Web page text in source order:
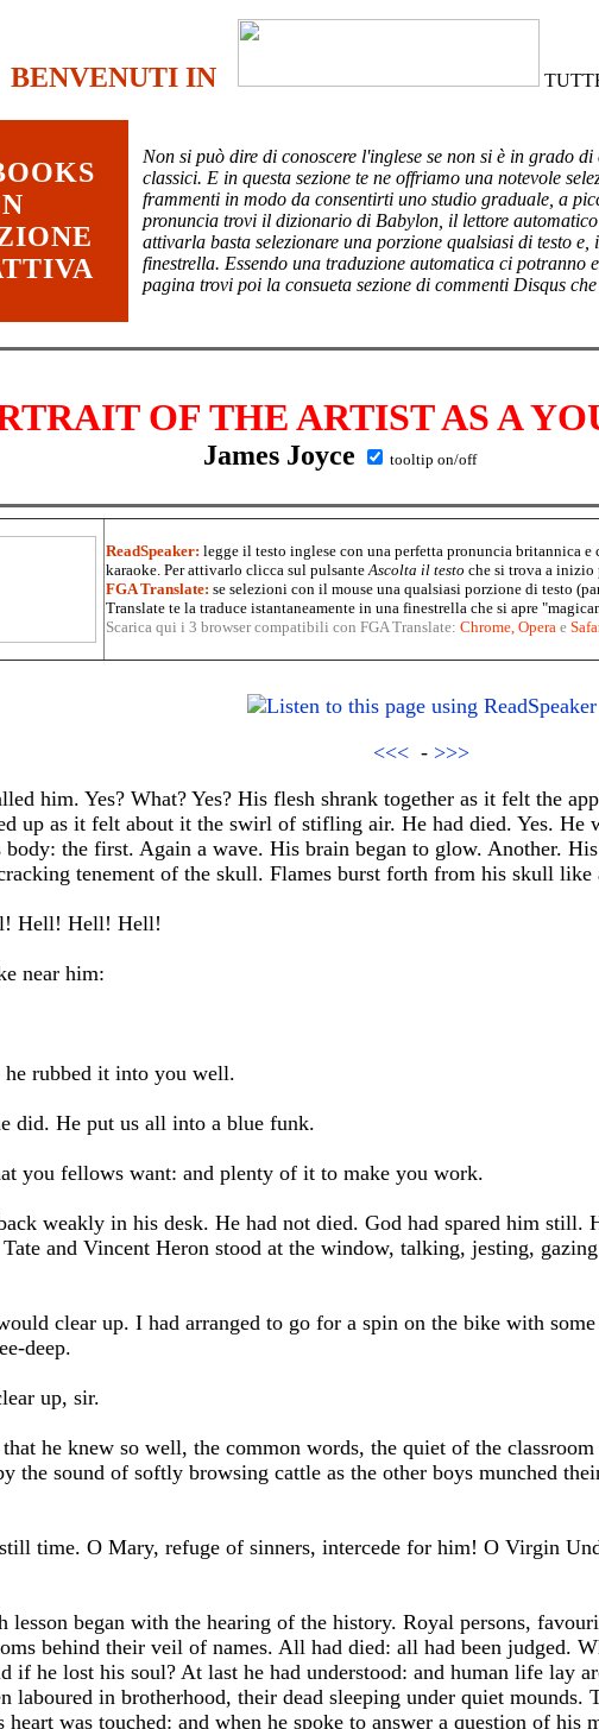
BENVENUTI IN
Non si può dire di conoscere l'inglese se non si è in grado
classici. E in questa sezione te ne offriamo una notevole
frammenti in modo da consentirti uno studio graduale, a
pronuncia trovi il dizionario di Babylon, il lettore
attivarla basta selezionare una porzione qualsiasi di testo
finestrella. Essendo una traduzione automatica ci
pagina trovi poi la consueta sezione di commenti Disqus
OF THE ARTIST AS A
James Joyce tooltip on/off
ReadSpeaker: legge il testo inglese con una perfetta pronuncia britannica
karaoke. Per attivarlo clicca sul pulsanteAscolta il testo che si trova a inizio
FGA Translate: se selezioni con il mouse una qualsiasi porzione di testo
Translate te la traduce istantaneamente in una finestrella che si apre
Scarica qui i 3 browser compatibili con FGA Translate: Chrome, Operae
<<< - >>>
him. Yes? What? Yes? His flesh shrank together as it felt the
up as it felt about it the swirl of stifling air. He had died. Yes. He
body: the first. Again a wave. His brain began to glow. Another.
tenement of the skull. Flames burst forth from his skull
Hell! Hell! Hell!
near him:
he rubbed it into you well.
did. He put us all into a blue funk.
you fellows want: and plenty of it to make you work.
weakly in his desk. He had not died. God had spared him
and Vincent Heron stood at the window, talking, jesting,
clear up. I had arranged to go for a spin on the bike with
deep.
up, sir.
he knew so well, the common words, the quiet of the
the sound of softly browsing cattle as the other boys munched
time. O Mary, refuge of sinners, intercede for him! O Virgin
lesson began with the hearing of the history. Royal persons,
behind their veil of names. All had died: all had been judged.
if he lost his soul? At last he had understood: and human life lay
laboured in brotherhood, their dead sleeping under quiet mounds.
heart was touched: and when he spoke to answer a question of his